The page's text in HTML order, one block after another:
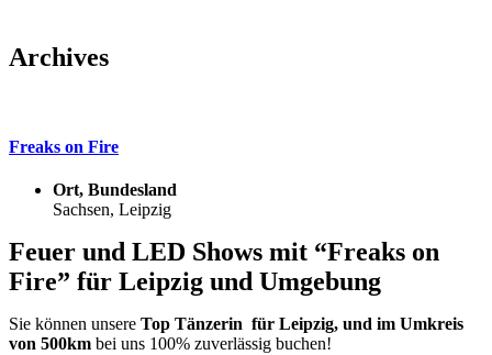
Archives
Freaks on Fire
Ort, Bundesland
Sachsen, Leipzig
Feuer und LED Shows mit “Freaks on
Fire” für Leipzig und Umgebung
Sie können unsere Top Tänzerin für Leipzig, und im Umkreis
von 500km bei uns 100% zuverlässig buchen!